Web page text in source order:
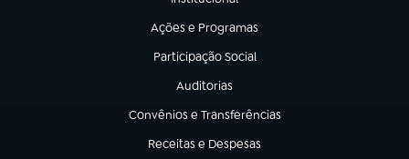
(abre em nova aba)
Ações e Programas
(abre em nova aba)
Participação Social
(abre em nova aba)
Auditorias
(abre em nova aba)
Convênios e Transferências
(abre em nova aba)
Receitas e Despesas
(abre em nova aba)